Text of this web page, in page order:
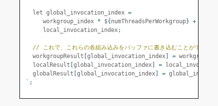
  let global_invocation_index
=
     workgroup_index
* ${numThreadsPerWorkgroup} +
     local_invocation_index
;
// これで、これらの各組み込みをバッファに書き込むことができま
  workgroupResult
[global_invocation_index] =
  localResult
[global_invocation_index] =
  globalResult
[global_invocation_index] =
`;